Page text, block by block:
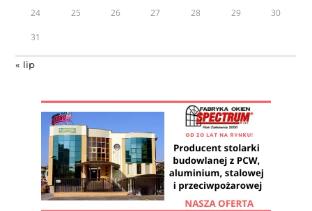
24 25 26 27 28 29 30
31
« lip